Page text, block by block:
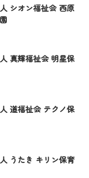
シオン福祉会 西原
真輝福祉会 明星保
道福祉会 テクノ保
うたき キリン保育